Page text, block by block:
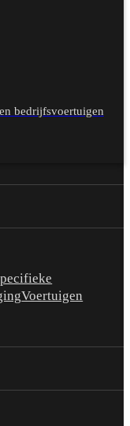
bedrijfsvoertuigen
Voertuigen